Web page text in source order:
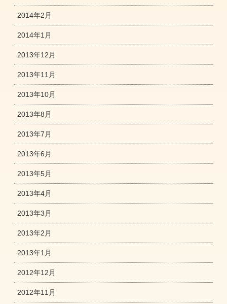
2014年2月
2014年1月
2013年12月
2013年11月
2013年10月
2013年8月
2013年7月
2013年6月
2013年5月
2013年4月
2013年3月
2013年2月
2013年1月
2012年12月
2012年11月